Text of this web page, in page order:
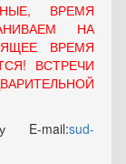
ВРЕМЯ
НА
ВРЕМЯ
ВСТРЕЧИ
E-mail:sud-